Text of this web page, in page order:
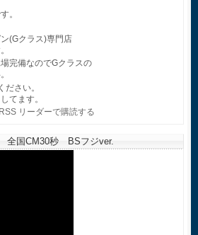
。
(Gクラス)専門店
完備なのでGクラスの
さい。
てます。
全国CM30秒 BSフジver.